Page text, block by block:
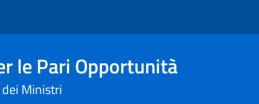
le Pari Opportunità
Ministri